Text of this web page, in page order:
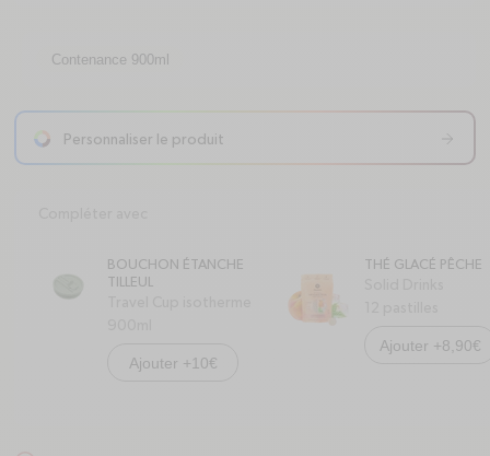
Contenance 900ml
Personnaliser le produit
arrow-right
BOUCHON ÉTANCHE
TILLEUL
Ajouter +10€
THÉ GLACÉ PÊCHE
Ajouter +8,90€